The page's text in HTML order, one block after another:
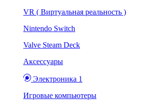
VR ( Виртуальная реальность )
Nintendo Switch
Valve Steam Deck
Аксессуары
Электроника 1
Игровые компьютеры